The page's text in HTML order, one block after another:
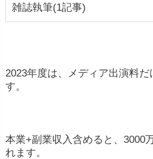
雑誌執筆(1記事)
2023年度は、メディア出演料
す。
本業+副業収入含めると、3000
れます。